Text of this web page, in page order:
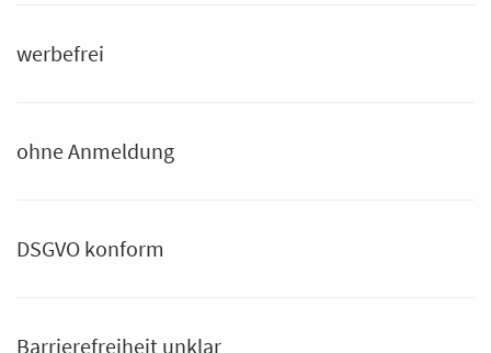
werbefrei
ohne Anmeldung
DSGVO konform
Barrierefreiheit unklar